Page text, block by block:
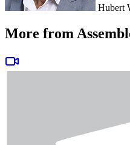
Hubert
More from